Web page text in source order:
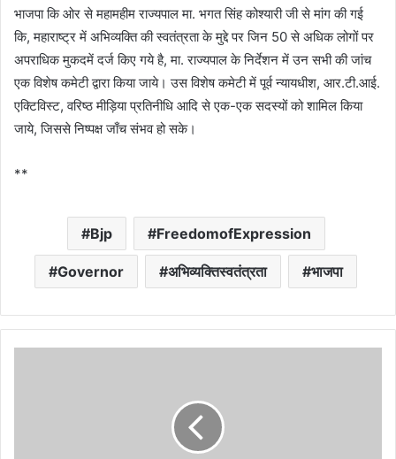
भाजपा कि ओर से महामहीम राज्यपाल मा. भगत सिंह कोश्यारी जी से मांग की गई
कि, महाराष्ट्र में अभिव्यक्ति की स्वतंत्रता के मुद्दे पर जिन 50 से अधिक लोगों पर
अपराधिक मुकदमें दर्ज किए गये है, मा. राज्यपाल के निर्देशन में उन सभी की जांच
एक विशेष कमेटी द्वारा किया जाये। उस विशेष कमेटी में पूर्व न्यायधीश, आर.टी.आई.
एक्टिविस्ट, वरिष्ठ मीड़िया प्रतिनीधि आदि से एक-एक सदस्यों को शामिल किया
जाये, जिससे निष्पक्ष जाँच संभव हो सके।
**
Bjp FreedomofExpression
Governor अभिव्यक्तिस्वतंत्रता भाजपा